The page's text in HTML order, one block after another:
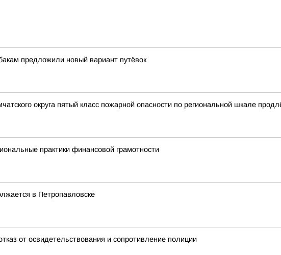
предложили новый вариант путёвок
округа пятый класс пожарной опасности по региональной шкале
практики финансовой грамотности
в Петропавловске
от освидетельствования и сопротивление полиции